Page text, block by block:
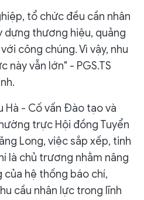
tổ chức đều cần nhân
dựng thương hiệu, quảng
công chúng. Vì vậy, nhu
này vẫn lớn" - PGS.TS
Hà - Cố vấn Đào tạo và
trực Hội đồng Tuyển
Long, việc sắp xếp, tinh
là chủ trương nhằm nâng
hệ thống báo chí,
cầu nhân lực trong lĩnh